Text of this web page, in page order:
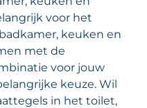
voor het
keuken en
met de
voor jouw
keuze. Wil
in het toilet,